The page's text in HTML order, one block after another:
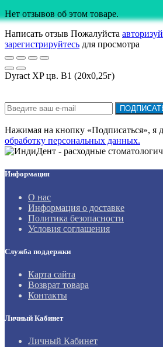
Нет отзывов об этом товаре.
Написать отзыв Пожалуйста
зарегистрируйтесь для просмотра
Dyract XP цв. В1 (20х0,25г)
Нажимая на кнопку «Подписаться», я
обработку персональных данных.
Информация
О нас
Информация о доставке
Политика безопасности
Условия соглашения
Служба поддержки
Карта сайта
Возврат товара
Контакты
Личный Кабинет
Личный Кабинет